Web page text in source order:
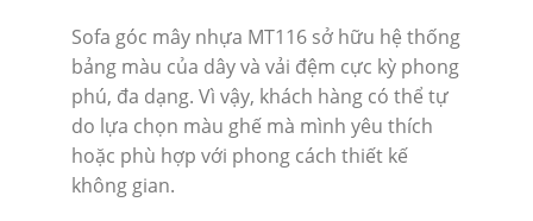
Sofa góc mây nhựa MT116 sở hữu hệ thống
bảng màu của dây và vải đệm cực kỳ phong
phú, đa dạng. Vì vậy, khách hàng có thể tự
do lựa chọn màu ghế mà mình yêu thích
hoặc phù hợp với phong cách thiết kế
không gian.